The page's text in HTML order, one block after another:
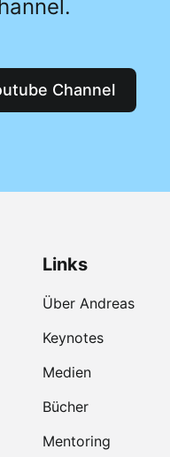
Channel
Links
Über Andreas
Keynotes
Medien
Bücher
Mentoring